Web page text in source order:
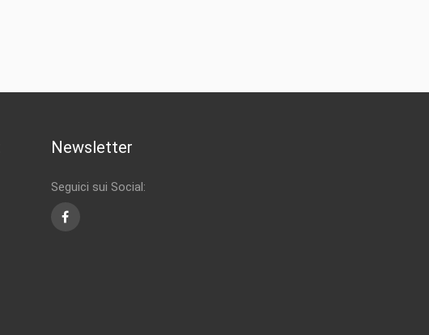
Newsletter
Seguici sui Social:
Facebook